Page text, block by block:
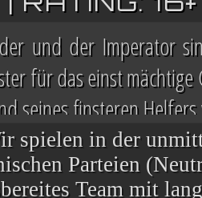
und der Imperator
für das einst
seines finsteren
auf vielen Welten,
spielen in der
Parteien
Team mit